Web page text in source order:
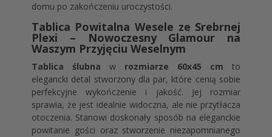
domu po zakończeniu uroczystości.
Tablica Powitalna Wesele ze Srebrnej
Plexi – Nowoczesny Glamour na
Waszym Przyjęciu Weselnym
Tablica ślubna w rozmiarze 60x45 cm to
elegancki detal stworzony dla par, które cenią sobie
perfekcyjne wykończenie i jakość. Jej rozmiar
sprawia, że jest idealnie widoczna, ale nie przytłacza
otoczenia. Stanowi doskonały sposób na eleganckie
powitanie gości oraz stworzenie niezapomnianego